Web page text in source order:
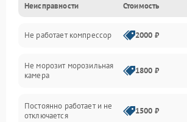
Механика
Электропитание
Дренаж
Неисправности Стоимость
Не работает компрессор 2000 ₽
Не морозит морозильная
камера
1800 ₽
Постоянно работает и не
отключается
1500 ₽